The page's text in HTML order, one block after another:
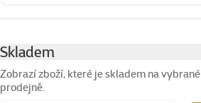
Skladem
Zobrazí zboží, které je skladem na vybrané
prodejně.